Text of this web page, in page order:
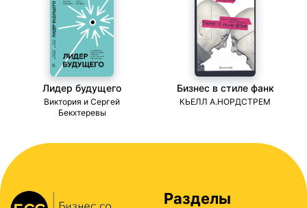
Лидер будущего
Виктория и Сергей
Бекхтеревы
Бизнес в стиле фанк
КЬЕЛЛ А.НОРДСТРЕМ
Разделы